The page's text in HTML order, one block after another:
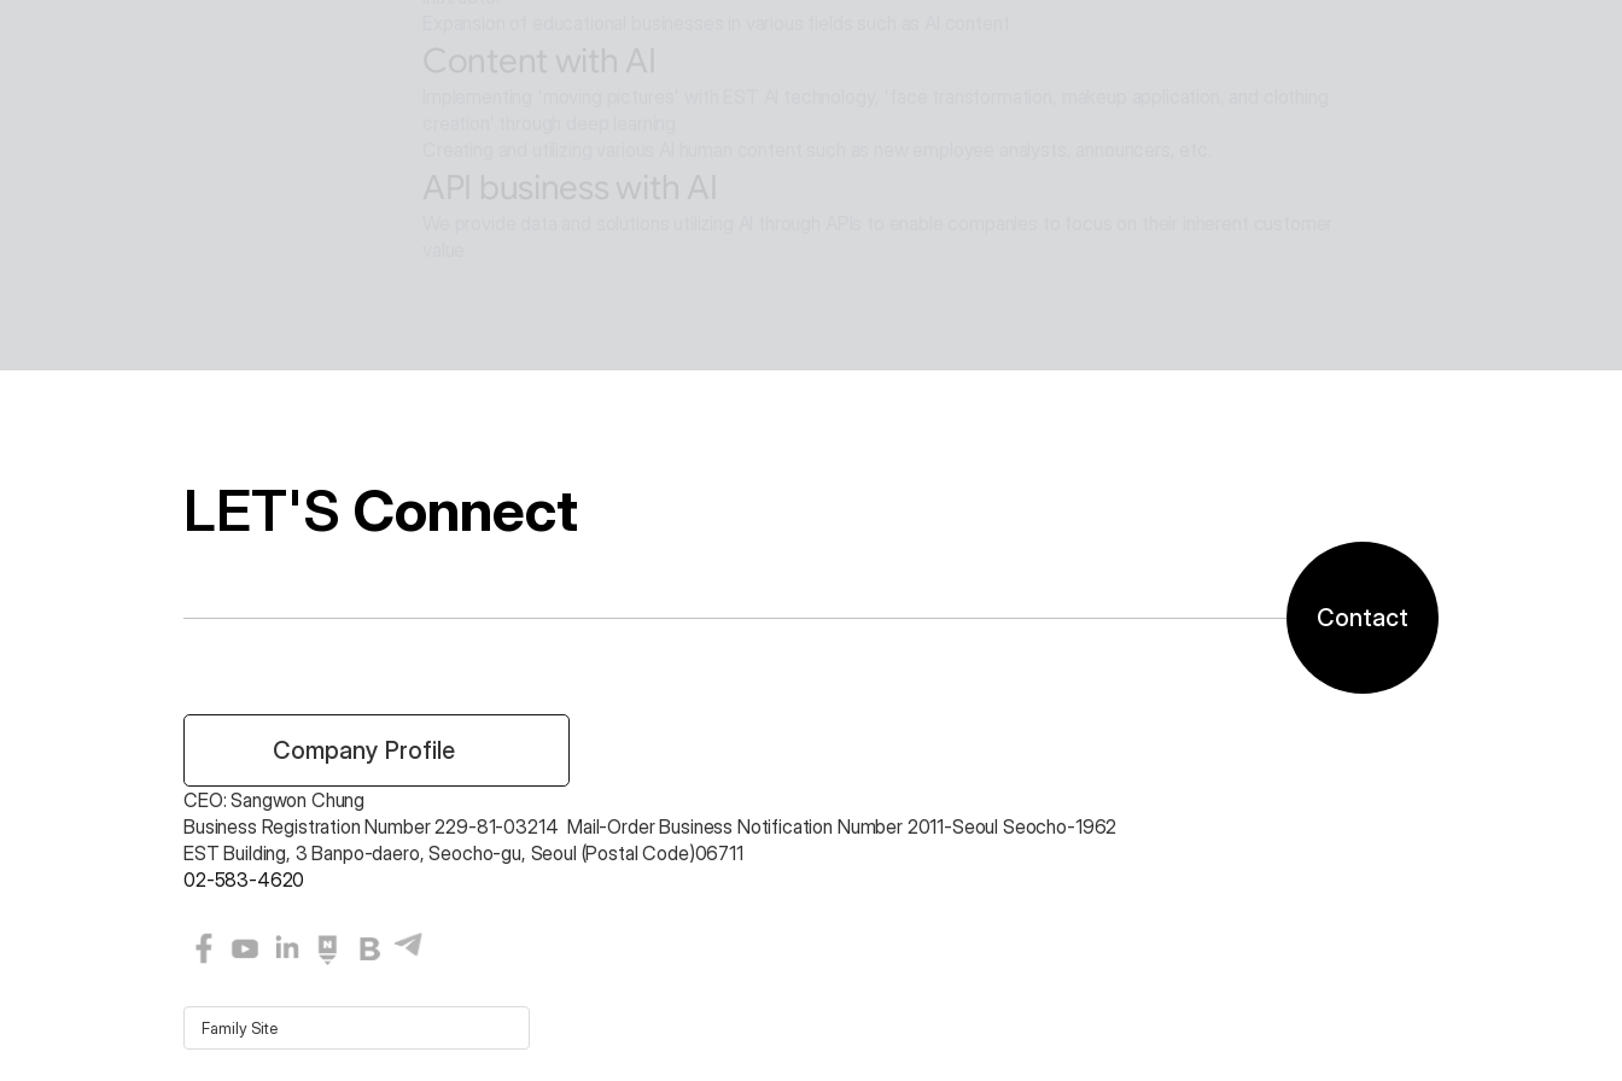
provides the utility environment that users want.
LET'S Connect
Contact
Company Profile
CEO: Sangwon Chung
Business Registration Number 229-81-03214  Mail-Order Business Notification Number 2011-Seoul Seocho-1962
EST Building, 3 Banpo-daero, Seocho-gu, Seoul (Postal Code)06711
02-583-4620
Family Site